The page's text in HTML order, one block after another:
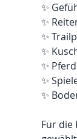
✨
✨
✨
✨
✨
✨
✨
Für die